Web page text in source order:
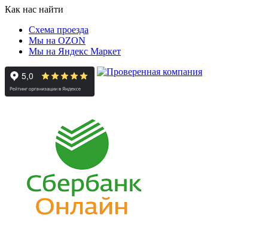
Как нас найти
Схема проезда
Мы на OZON
Мы на Яндекс Маркет